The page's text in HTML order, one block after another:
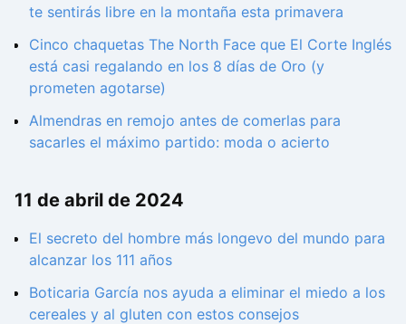
te sentirás libre en la montaña esta primavera
Cinco chaquetas The North Face que El Corte Inglés
está casi regalando en los 8 días de Oro (y
prometen agotarse)
Almendras en remojo antes de comerlas para
sacarles el máximo partido: moda o acierto
11 de abril de 2024
El secreto del hombre más longevo del mundo para
alcanzar los 111 años
Boticaria García nos ayuda a eliminar el miedo a los
cereales y al gluten con estos consejos